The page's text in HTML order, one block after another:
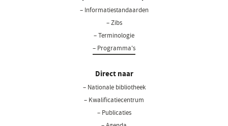
– Informatiestandaarden
– Zibs
– Terminologie
– Programma's
Direct naar
– Nationale bibliotheek(opent
– Kwalificatiecentrum
– Publicaties